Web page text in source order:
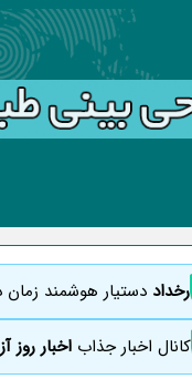
رخداددستیار هوشمند زمان
کانال اخبار جذاباخبار روز